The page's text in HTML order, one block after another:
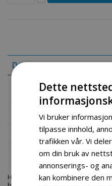
Detaljer
Skovleaksling for 11 HK snøfreser.
Mer informasjon
Produktomtaler
Fil vedlegg
Hos engrosservice.no får du kjøpt
Dette
Vi bruker
tilpasse innhold,
trafikken vår. Vi
om din bruk av
annonserings- og
kan kombinere den